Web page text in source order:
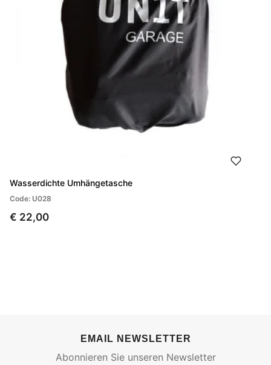
Wasserdichte Umhängetasche
Code: U028
€ 22,00
EMAIL NEWSLETTER
Abonnieren Sie unseren Newsletter